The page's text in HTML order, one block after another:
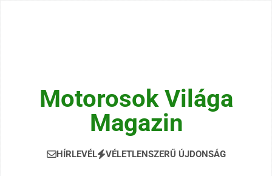
Motorosok Világa
Magazin
Hírek, Tesztek, Élmények Egy Helyen!
HÍRLEVÉL VÉLETLENSZERŰ ÚJDONSÁG